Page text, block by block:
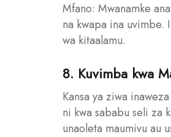
Mfano: Mwanamke
na kwapa ina uvimbe.
wa kitaalamu.
8. Kuvimba kwa
Kansa ya ziwa
ni kwa sababu seli za
unaoleta maumivu au